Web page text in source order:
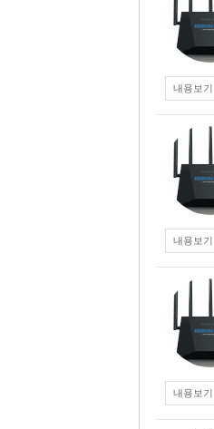
내용보기
내용보기
내용보기